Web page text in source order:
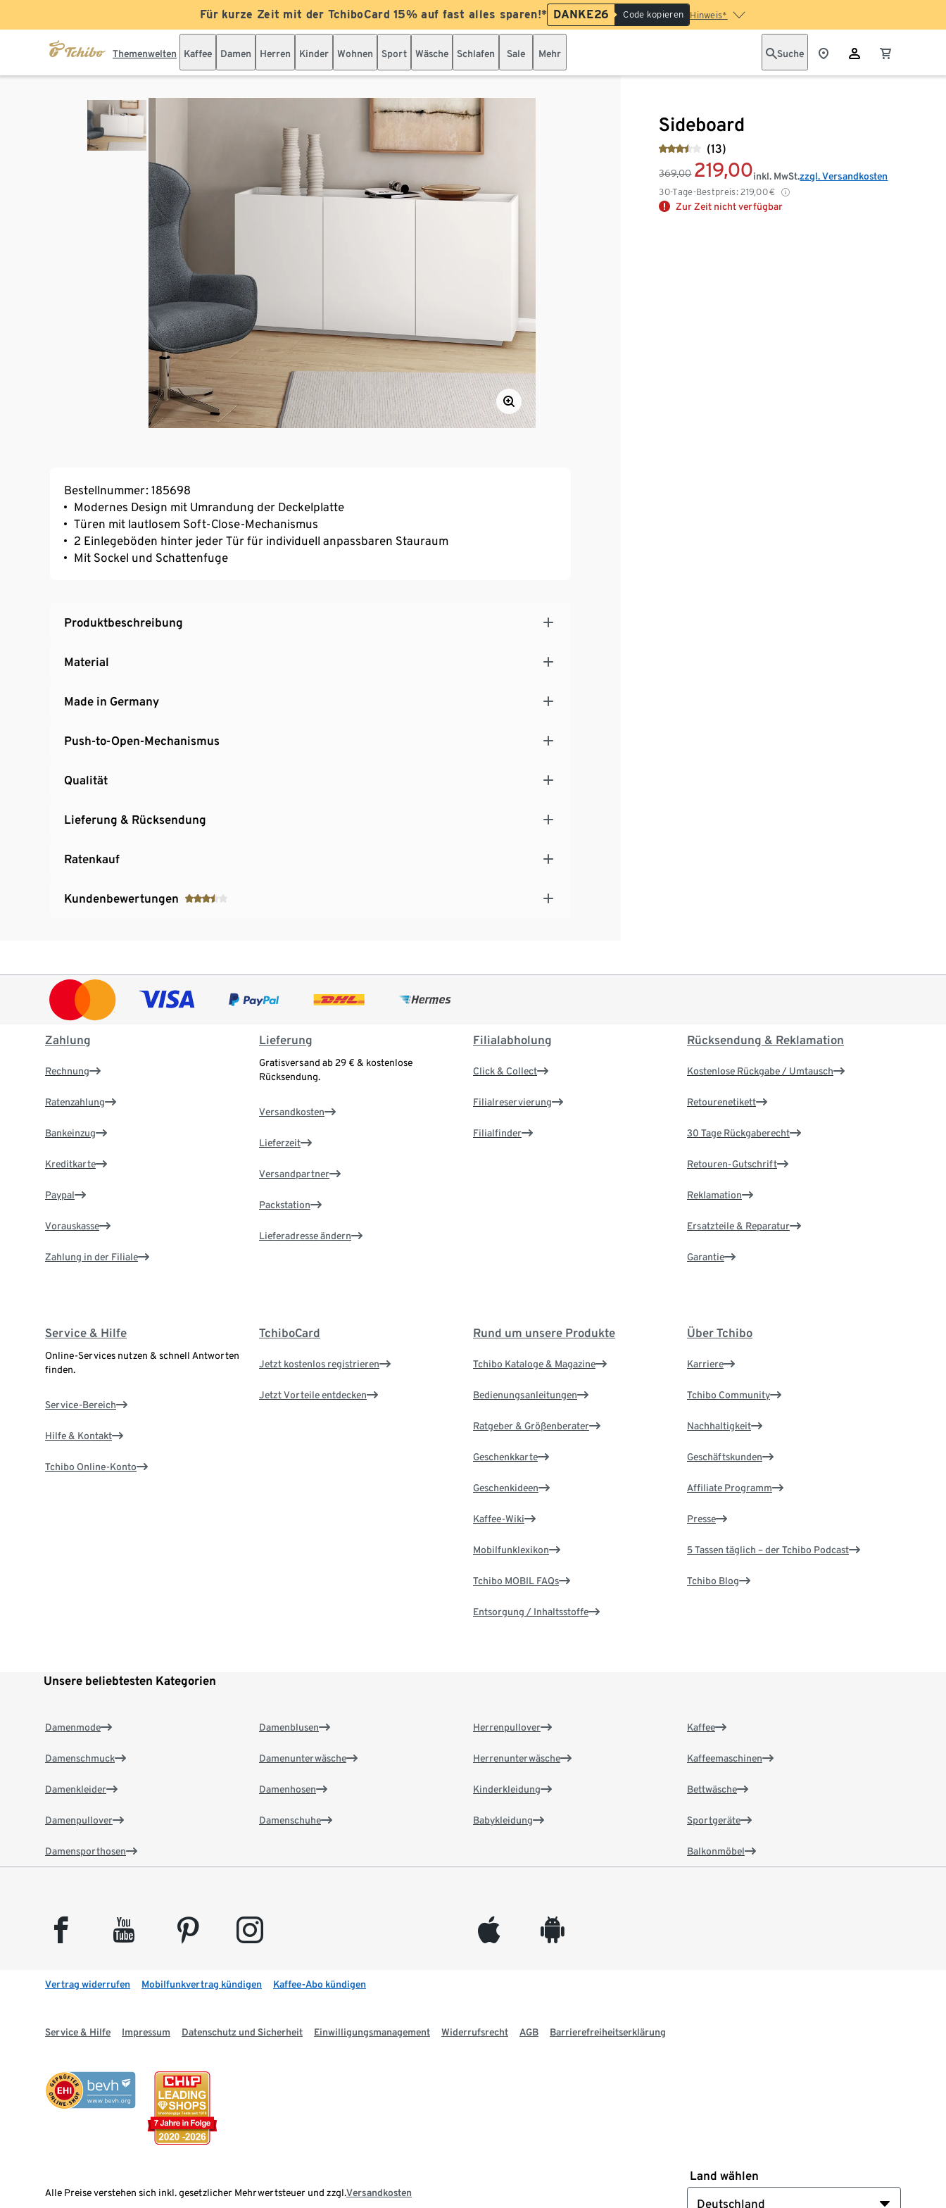
Für kurze Zeit mit der TchiboCard 15% auf fast alles sparen!* DANKE26 Code kopieren Hinweis*
Themenwelten Kaffee Damen Herren Kinder Wohnen Sport Wäsche Schlafen Sale Mehr Suche
Sideboard
(13)
369,00 219,00
30-Tage-Bestpreis: 219,00€
inkl. MwSt.zzgl. Versandkosten
Zur Zeit nicht verfügbar
Bestellnummer: 185698
Modernes Design mit Umrandung der Deckelplatte
Türen mit lautlosem Soft-Close-Mechanismus
2 Einlegeböden hinter jeder Tür für individuell anpassbaren Stauraum
Mit Sockel und Schattenfuge
Produktbeschreibung
Material
Made in Germany
Push-to-Open-Mechanismus
Qualität
Lieferung & Rücksendung
Ratenkauf
Kundenbewertungen
Zahlung
Rechnung
Ratenzahlung
Bankeinzug
Kreditkarte
Paypal
Vorauskasse
Zahlung in der Filiale
Lieferung
Gratisversand ab 29 € & kostenlose
Rücksendung.
Versandkosten
Lieferzeit
Versandpartner
Packstation
Lieferadresse ändern
Filialabholung
Click & Collect
Filialreservierung
Filialfinder
Rücksendung & Reklamation
Kostenlose Rückgabe / Umtausch
Retourenetikett
30 Tage Rückgaberecht
Retouren-Gutschrift
Reklamation
Ersatzteile & Reparatur
Garantie
Service & Hilfe
Online-Services nutzen & schnell Antworten
finden.
Service-Bereich
Hilfe & Kontakt
Tchibo Online-Konto
TchiboCard
Jetzt kostenlos registrieren
Jetzt Vorteile entdecken
Rund um unsere Produkte
Tchibo Kataloge & Magazine
Bedienungsanleitungen
Ratgeber & Größenberater
Geschenkkarte
Geschenkideen
Kaffee-Wiki
Mobilfunklexikon
Tchibo MOBIL FAQs
Entsorgung / Inhaltsstoffe
Über Tchibo
Karriere
Tchibo Community
Nachhaltigkeit
Geschäftskunden
Affiliate Programm
Presse
5 Tassen täglich – der Tchibo Podcast
Tchibo Blog
Unsere beliebtesten Kategorien
Damenmode
Damenschmuck
Damenkleider
Damenpullover
Damensporthosen
Damenblusen
Damenunterwäsche
Damenhosen
Damenschuhe
Herrenpullover
Herrenunterwäsche
Kinderkleidung
Babykleidung
Kaffee
Kaffeemaschinen
Bettwäsche
Sportgeräte
Balkonmöbel
facebook youtube pinterest instagram appleinc android
Vertrag widerrufen Mobilfunkvertrag kündigen Kaffee-Abo kündigen
Service & Hilfe Impressum Datenschutz und Sicherheit Einwilligungsmanagement Widerrufsrecht AGB Barrierefreiheitserklärung
Alle Preise verstehen sich inkl. gesetzlicher Mehrwertsteuer und zzgl.Versandkosten
Land wählen
Deutschland